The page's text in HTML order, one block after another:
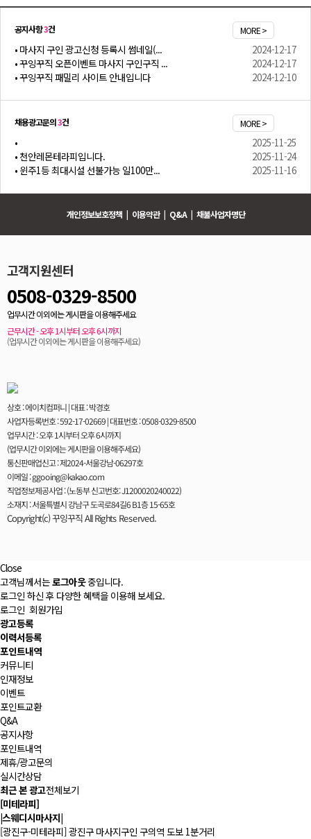
MORE >
공지사항3건
• 마사지 구인 광고신청 등록시 썸네일(...
2024-12-17
• 꾸잉꾸직 오픈이벤트 마사지 구인구직 ...
2024-12-17
• 꾸잉꾸직 패밀리 사이트 안내입니다
2024-12-10
MORE >
채용광고문의3건
•
2025-11-25
• 천안레몬테라피입니다.
2025-11-24
• 윈주1등 최대시설 선불가능 일100만...
2025-11-16
개인정보보호정책| 이용약관| Q&A| 채불사업자명단
고객지원센터
0508-0329-8500
업무시간 이외에는 게시판을 이용해주세요
근무시간 - 오후 1시부터 오후 6시까지
(업무시간 이외에는 게시판을 이용해주세요)
상호 : 에이치컴퍼니 | 대표 : 박경호
사업자등록번호 : 592-17-02669 | 대표번호 : 0508-0329-8500
업무시간 : 오후 1시부터 오후 6시까지
(업무시간 이외에는 게시판을 이용해주세요)
통신판매업신고 : 제2024-서울강남-06297호
이메일 : ggooing@kakao.com
직업정보제공사업 : (노동부 신고번호: J1200020240022)
소재지 : 서울특별시 강남구 도곡로84길6 B1층 15-65호
Copyright(c) 꾸잉꾸직 All Rights Reserved.
Close
고객님께서는로그아웃중입니다.
로그인 하신 후 다양한 혜택을 이용해 보세요.
로그인 회원가입
광고등록
이력서등록
포인트내역
커뮤니티
인재정보
이벤트
포인트교환
Q&A
공지사항
포인트내역
제휴/광고문의
실시간상담
최근 본 광고전체보기
[미테라피]
|스웨디시마사지|
[광진구-미테라피] 광진구 마사지구인 구의역 도보 1분거리